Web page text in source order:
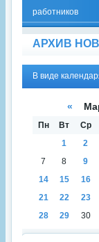
работников
АРХИВ
В виде
«
Пн Вт Ср
1
2
7
8 9
14
15 16
21
22 23
28
29 30